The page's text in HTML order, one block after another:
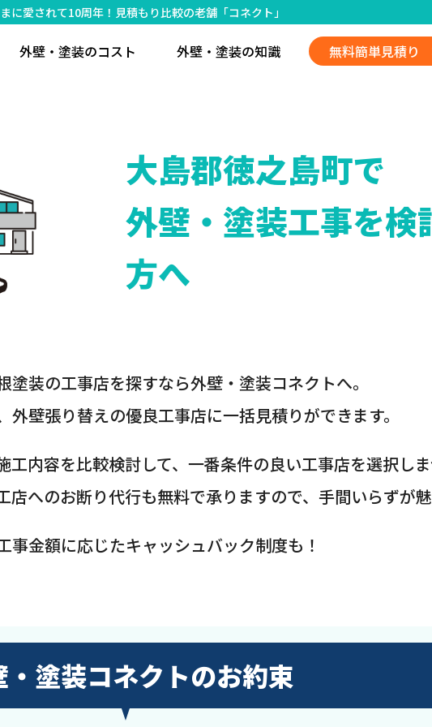
に愛されて10周年！見積もり比較の老舗「コネクト」
外壁・塗装のコスト 外壁・塗装の知識 無料簡単見積り
大島郡徳之島町で
外壁・塗装工事を検
方へ
装の工事店を探すなら外壁・塗装コネクトへ。
壁張り替えの優良工事店に一括見積りができます。
内容を比較検討して、一番条件の良い工事店を選択し
へのお断り代行も無料で承りますので、手間いらずが魅
金額に応じたキャッシュバック制度も！
・塗装コネクトのお約束